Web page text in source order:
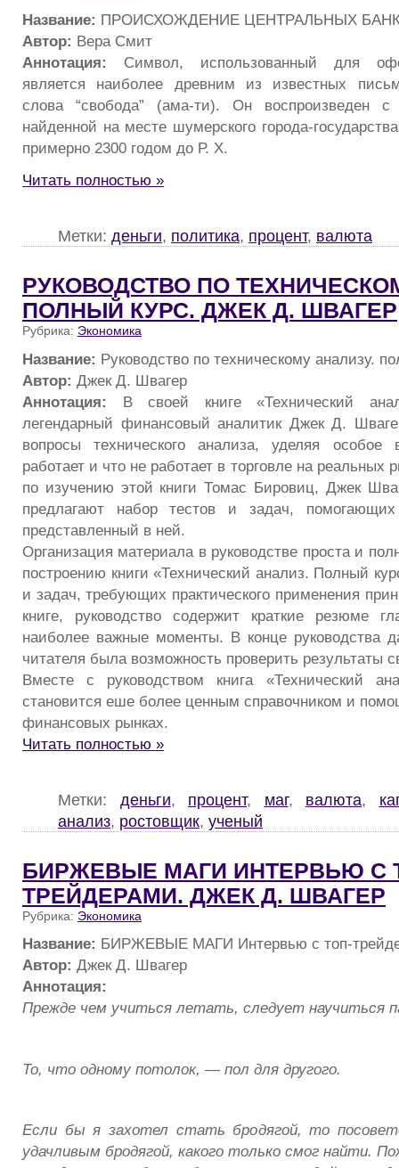
Название: ПРОИСХОЖДЕНИЕ ЦЕНТРАЛЬНЫХ
Автор: Вера Смит
Аннотация: Символ, использованный для
является наиболее древним из известных
слова “свобода” (ама-ти). Он воспроизведен с
найденной на месте шумерского города-
примерно 2300 годом до Р. X.
Читать полностью »
Метки: деньги, политика, процент, валюта
РУКОВОДСТВО ПО
ПОЛНЫЙ КУРС. ДЖЕК Д. ШВАГЕР
Рубрика: Экономика
Название: Руководство по техническому анализу.
Автор: Джек Д. Швагер
Аннотация: В своей книге «Технический
легендарный финансовый аналитик Джек Д.
вопросы технического анализа, уделяя
работает и что не работает в торговле на реальных
по изучению этой книги Томас Бировиц, Джек
предлагают набор тестов и задач,
представленный в ней.
Организация материала в руководстве проста и
построению книги «Технический анализ. Полный
и задач, требующих практического применения
книге, руководство содержит краткие резюме
наиболее важные моменты. В конце руководства
читателя была возможность проверить результаты
Вместе с руководством книга «Технический
становится еше более ценным справочником и
финансовых рынках.
Читать полностью »
Метки: деньги, процент, маг, валюта,
анализ, ростовщик, ученый
БИРЖЕВЫЕ МАГИ ИНТЕРВЬЮ С
ТРЕЙДЕРАМИ. ДЖЕК Д. ШВАГЕР
Рубрика: Экономика
Название: БИРЖЕВЫЕ МАГИ Интервью с топ-
Автор: Джек Д. Швагер
Аннотация:
Прежде чем учиться летать, следует научиться
То, что одному потолок, — пол для другого.
Если бы я захотел стать бродягой, то
удачливым бродягой, какого только смог найти.